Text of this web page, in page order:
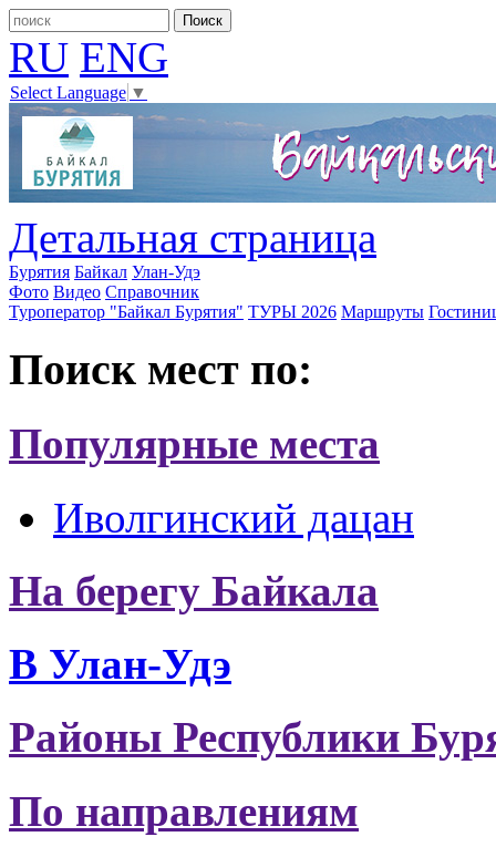
RU ENG
Select Language ▼
Детальная страница
Бурятия Байкал Улан-Удэ
Фото Видео Справочник
Туроператор "Байкал Бурятия" ТУРЫ 2026 Маршруты
Поиск мест по:
Популярные места
Иволгинский дацан
На берегу Байкала
В Улан-Удэ
Районы Республики
По направлениям